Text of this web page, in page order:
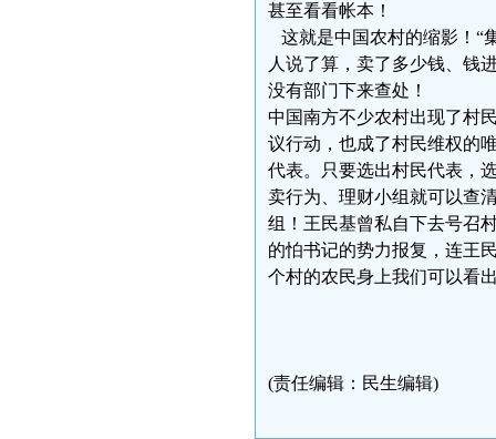
甚至看看帐本！
这就是中国农村的缩影！“
人说了算，卖了多少钱、钱
没有部门下来查处！
中国南方不少农村出现了村
议行动，也成了村民维权的
代表。只要选出村民代表，
卖行为、理财小组就可以查
组！王民基曾私自下去号召
的怕书记的势力报复，连王
个村的农民身上我们可以看
(责任编辑：民生编辑)